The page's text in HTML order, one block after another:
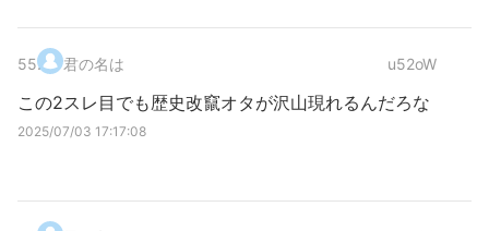
55. 君の名は u52oW
この2スレ目でも歴史改竄オタが沢山現れるんだろな
2025/07/03 17:17:08